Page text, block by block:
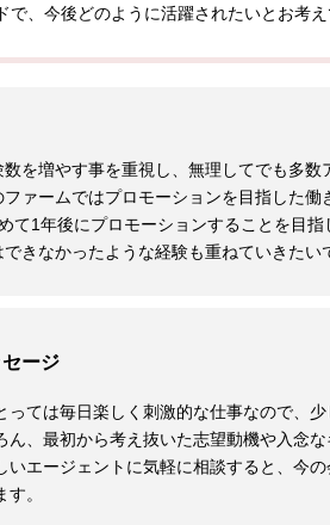
で、今後どのように活躍されたいとお考え
を増やす事を重視し、無理してでも多数
ァームではプロモーションを目指した働
て1年後にプロモーションすることを目指
きなかったような経験も重ねていきたい
ージ
っては毎日楽しく刺激的な仕事なので、
ん、最初から考え抜いた志望動機や入念
いエージェントに気軽に相談すると、今
。